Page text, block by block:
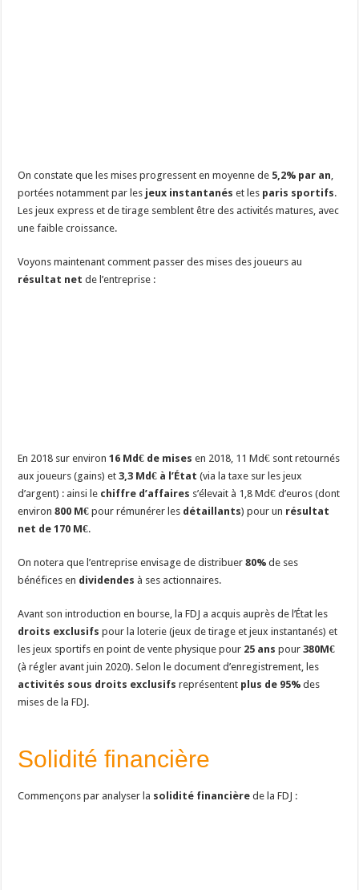
On constate que les mises progressent en moyenne de 5,2% par an
portées notamment par les jeux instantanés et les paris sportifs.
Les jeux express et de tirage semblent être des activités matures, avec
une faible croissance.
Voyons maintenant comment passer des mises des joueurs au
résultat net de l’entreprise :
En 2018 sur environ16 Md€ de mises en 2018, 11 Md€ sont retournés
aux joueurs (gains) et3,3 Md€ à l’État (via la taxe sur les jeux
d’argent) : ainsi le chiffre d’affaires s’élevait à 1,8 Md€ d’euros (dont
environ800 M€pour rémunérer les détaillants) pour un résultat
net de 170 M€.
On notera que l’entreprise envisage de distribuer80% de ses
bénéfices en dividendes à ses actionnaires.
Avant son introduction en bourse, la FDJ a acquis auprès de l’État les
droits exclusifs pour la loterie (jeux de tirage et jeux instantanés) et
les jeux sportifs en point de vente physique pour 25 ans pour380M€
(à régler avant juin 2020). Selon le document d’enregistrement, les
activités sous droits exclusifs représentent plus de 95% des
mises de la FDJ.
Solidité financière
Commençons par analyser la solidité financière de la FDJ :